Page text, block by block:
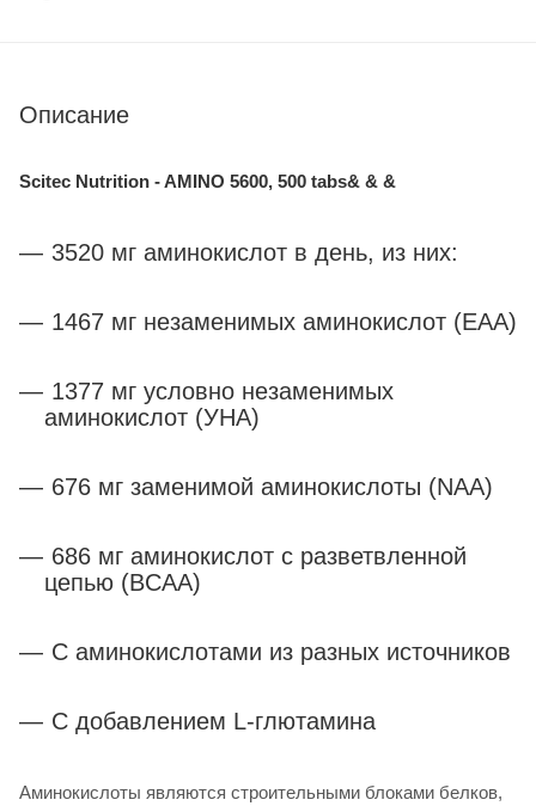
Описание
Scitec Nutrition - AMINO 5600, 500 tabs& & &
3520 мг аминокислот в день, из них:
1467 мг незаменимых аминокислот (EAA)
1377 мг условно незаменимых
аминокислот (УНА)
676 мг заменимой аминокислоты (NAA)
686 мг аминокислот с разветвленной
цепью (BCAA)
С аминокислотами из разных источников
С добавлением L-глютамина
Аминокислоты являются строительными блоками белков,